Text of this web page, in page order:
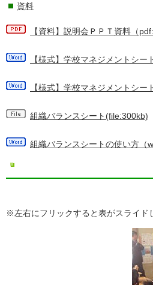
資料
【資料】説明会ＰＰＴ資料（
【様式】学校マネジメントシー
【様式】学校マネジメントシー
組織バランスシート(file:300kb)
組織バランスシートの使い方（
※左右にフリックすると表がスライド